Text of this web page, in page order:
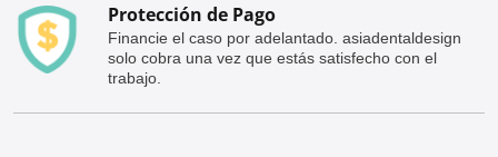
Protección de Pago
Financie el caso por adelantado. asiadentaldesign
solo cobra una vez que estás satisfecho con el
trabajo.